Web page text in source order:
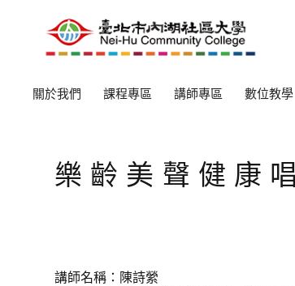
關於我們 課程專區 講師專區 數位教學
樂齡美聲健康
講師名稱：陳詩縈